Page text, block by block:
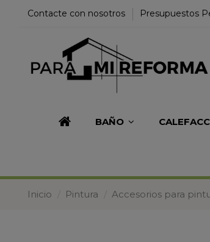
Contacte con nosotros Presupuestos
BAÑO
Inicio Pintura Accesorios para